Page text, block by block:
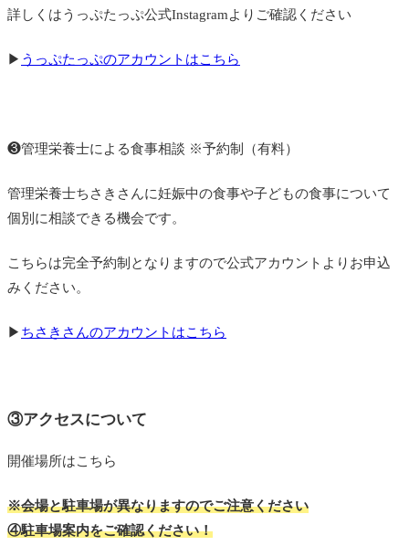
詳しくはうっぷたっぷ公式Instagramよりご確認ください
▶ うっぷたっぷのアカウントはこちら
❸管理栄養士による食事相談 ※予約制（有料）
管理栄養士ちさきさんに妊娠中の食事や子どもの食事について
個別に相談できる機会です。
こちらは完全予約制となりますので公式アカウントよりお申込
みください。
▶ ちさきさんのアカウントはこちら
③アクセスについて
開催場所はこちら
※会場と駐車場が異なりますのでご注意ください
④駐車場案内をご確認ください！